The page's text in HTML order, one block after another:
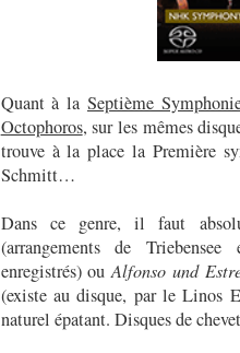
Quant à la Septième
Octophoros, sur les mêmes
trouve à la place la Première
Schmitt…
Dans ce genre, il faut
(arrangements de
enregistrés) ouAlfonso und
(existe au disque, par le Linos
naturel épatant. Disques de